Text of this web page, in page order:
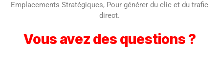
Emplacements Stratégiques, Pour générer du clic et du trafic
direct.
Vous avez des questions ?